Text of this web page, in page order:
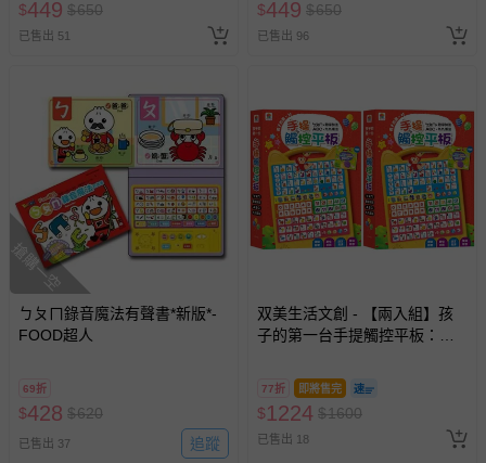
$449 $650
已售出 51
$449 $650
已售出 96
搶購一空
ㄅㄆㄇ錄音魔法有聲書*新版*-
FOOD超人
69折
$428 $620
已售出 37 追蹤
双美生活文創 - 【兩入組】孩
子的第一台手提觸控平板：ㄅ
77折 即將售完
$1224 $1600
已售出 18